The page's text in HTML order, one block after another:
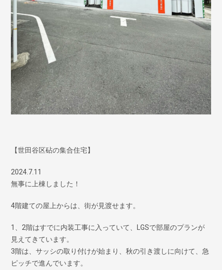
【世田谷区砧の集合住宅】
2024.7.11
無事に上棟しました！
4階建ての屋上からは、街が見渡せます。
1、2階はすでに内装工事に入っていて、LGSで部屋のプランが
見えてきています。
3階は、サッシの取り付けが始まり、秋の引き渡しに向けて、急
ピッチで進んでいます。